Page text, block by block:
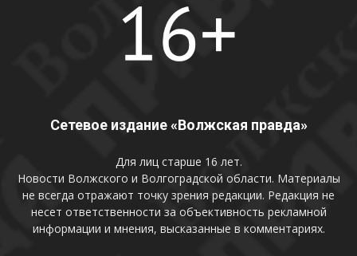
Сетевое издание «Волжская правда»
Для лиц старше 16 лет.
Новости Волжского и Волгоградской области. Материалы
не всегда отражают точку зрения редакции. Редакция не
несет ответственности за объективность рекламной
информации и мнения, высказанные в комментариях.